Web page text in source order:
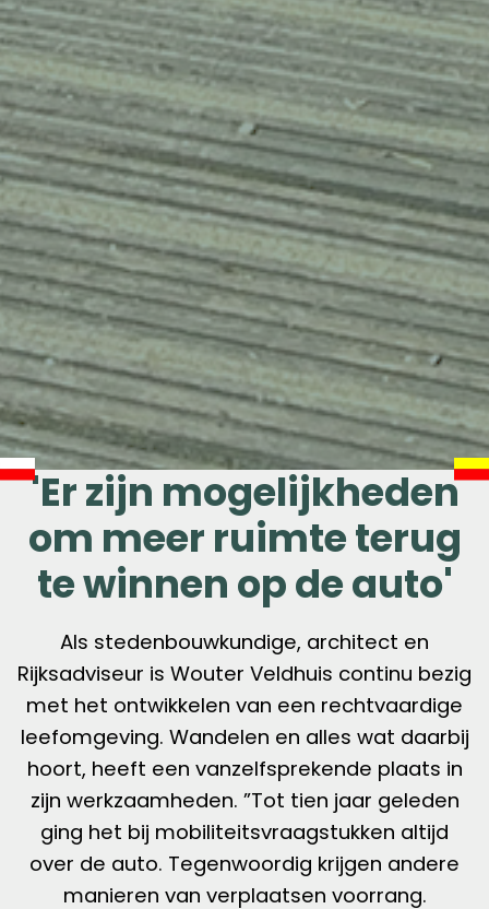
'Er zijn mogelijkheden
om meer ruimte terug
te winnen op de auto'
Als stedenbouwkundige, architect en
Rijksadviseur is Wouter Veldhuis continu bezig
met het ontwikkelen van een rechtvaardige
leefomgeving. Wandelen en alles wat daarbij
hoort, heeft een vanzelfsprekende plaats in
zijn werkzaamheden. ”Tot tien jaar geleden
ging het bij mobiliteitsvraagstukken altijd
over de auto. Tegenwoordig krijgen andere
manieren van verplaatsen voorrang.